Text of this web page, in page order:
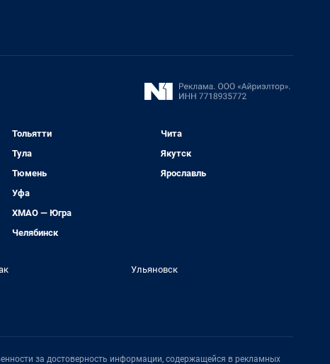
Тольятти
Тула
Тюмень
Уфа
ХМАО — Югра
Челябинск
Чита
Якутск
Ярославль
Ульяновск
за достоверность информации, содержащейся в рекламных